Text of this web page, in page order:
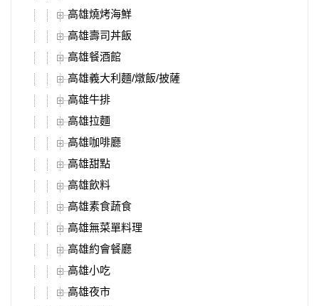
高雄燒烤海鮮
高雄壽司丼飯
高雄餐酒館
高雄義大利麵/燉飯/披薩
高雄牛排
高雄拉麵
高雄咖啡廳
高雄甜點
高雄飲料
高雄素食蔬食
高雄無菜單料理
高雄約會餐廳
高雄小吃
高雄夜市